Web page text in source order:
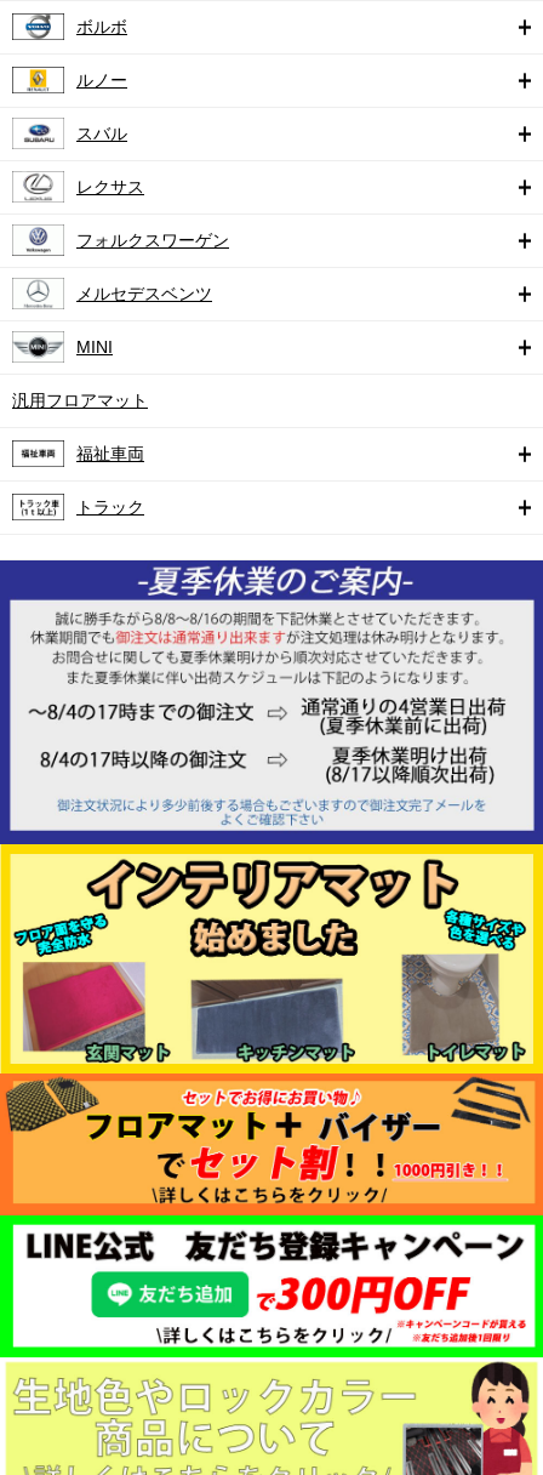
ボルボ
ルノー
スバル
レクサス
フォルクスワーゲン
メルセデスベンツ
MINI
汎用フロアマット
福祉車両
トラック